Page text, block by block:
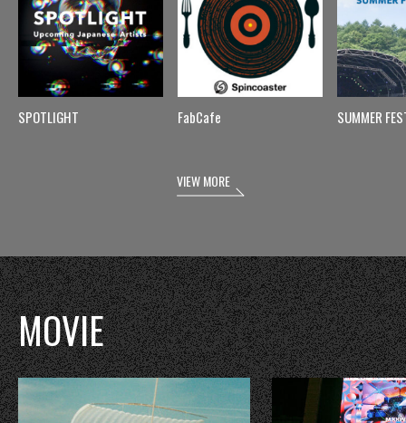
SPOTLIGHT FabCafe SUMMER
VIEW MORE
MOVIE